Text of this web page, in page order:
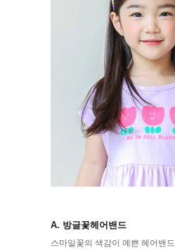
A. 방글꽃헤어밴드
스마일꽃의 색감이 예쁜 헤어밴드